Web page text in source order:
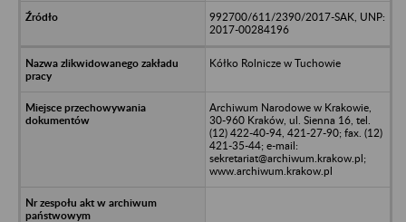
992700/611/2390/2017-SAK, UNP:
2017-00284196
Kółko Rolnicze w Tuchowie
Archiwum Narodowe w Krakowie,
30-960 Kraków, ul. Sienna 16, tel.
(12) 422-40-94, 421-27-90; fax. (12)
421-35-44; e-mail:
sekretariat@archiwum.krakow.pl;
www.archiwum.krakow.pl